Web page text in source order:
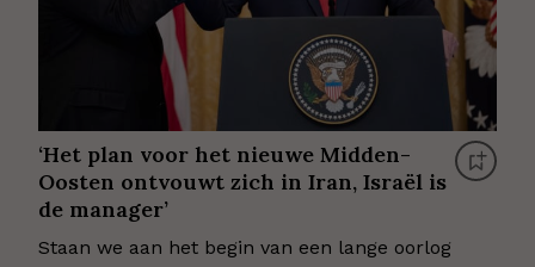
‘Het plan voor het nieuwe Midden-
Oosten ontvouwt zich in Iran, Israël is
de manager’
Staan we aan het begin van een lange oorlog